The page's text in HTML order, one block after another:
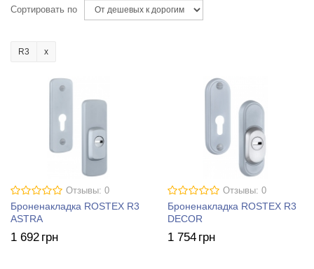
Сортировать по
R3
Отзывы: 0
Броненакладка ROSTEX R3
ASTRA
1 692 грн
Отзывы: 0
Броненакладка ROSTEX R3
DECOR
1 754 грн